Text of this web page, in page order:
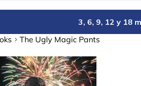
3, 6, 9, 12 y 18
The Ugly Magic Pants